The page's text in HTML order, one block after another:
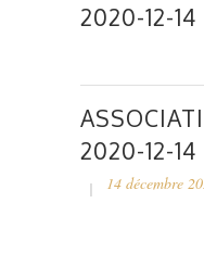
2020-12-14
2020-12-14
14 décembre